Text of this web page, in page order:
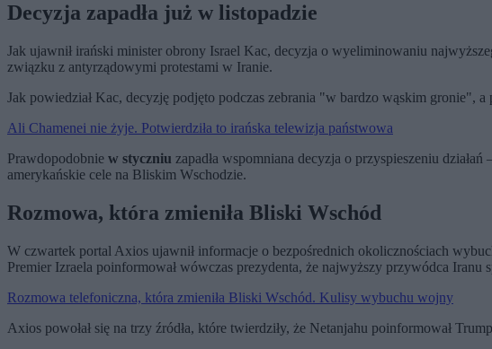
Decyzja zapadła już w listopadzie
Jak ujawnił irański minister obrony Israel Kac, decyzja o wyeliminowaniu
związku z antyrządowymi protestami w Iranie.
Jak powiedział Kac, decyzję podjęto podczas zebrania "w bardzo wąskim gronie",
Ali Chamenei nie żyje. Potwierdziła to irańska telewizja państwowa
Prawdopodobnie w styczniu zapadła wspomniana decyzja o przyspieszeniu
amerykańskie cele na Bliskim Wschodzie.
Rozmowa, która zmieniła Bliski Wschód
W czwartek portal Axios ujawnił informacje o bezpośrednich okolicznościach
Premier Izraela poinformował wówczas prezydenta, że najwyższy przywódca Iranu
Rozmowa telefoniczna, która zmieniła Bliski Wschód. Kulisy wybuchu wojny
Axios powołał się na trzy źródła, które twierdziły, że Netanjahu poinformował